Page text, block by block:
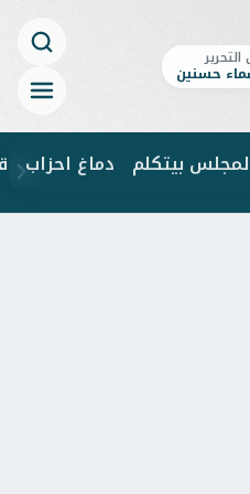
حسنين
بيتكلم دماغ احزاب